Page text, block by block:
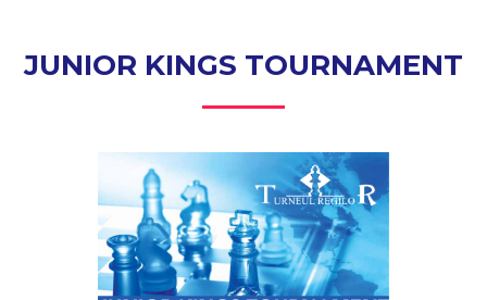
JUNIOR KINGS TOURNAMENT